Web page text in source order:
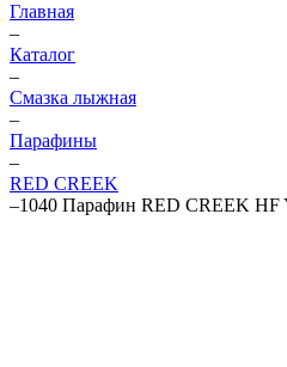
Главная
–
Каталог
–
Смазка лыжная
–
Парафины
–
RED CREEK
–1040 Парафин RED CREEK HF